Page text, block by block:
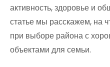
активность, здоровье и
статье мы расскажем, на
при выборе района с
объектами для семьи.